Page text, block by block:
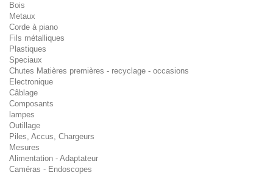
Bois
Metaux
Corde à piano
Fils métalliques
Plastiques
Speciaux
Chutes Matières premières - recyclage - occasions
Electronique
Câblage
Composants
lampes
Outillage
Piles, Accus, Chargeurs
Mesures
Alimentation - Adaptateur
Caméras - Endoscopes